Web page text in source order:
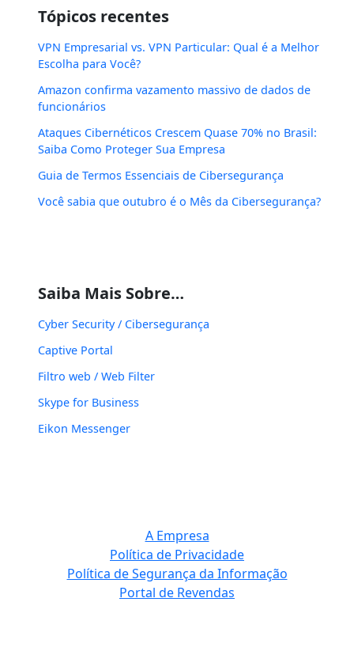
Tópicos recentes
VPN Empresarial vs. VPN Particular: Qual é a Melhor
Escolha para Você?
Amazon confirma vazamento massivo de dados de
funcionários
Ataques Cibernéticos Crescem Quase 70% no Brasil:
Saiba Como Proteger Sua Empresa
Guia de Termos Essenciais de Cibersegurança
Você sabia que outubro é o Mês da Cibersegurança?
Saiba Mais Sobre…
Cyber Security / Cibersegurança
Captive Portal
Filtro web / Web Filter
Skype for Business
Eikon Messenger
A Empresa
Política de Privacidade
Política de Segurança da Informação
Portal de Revendas